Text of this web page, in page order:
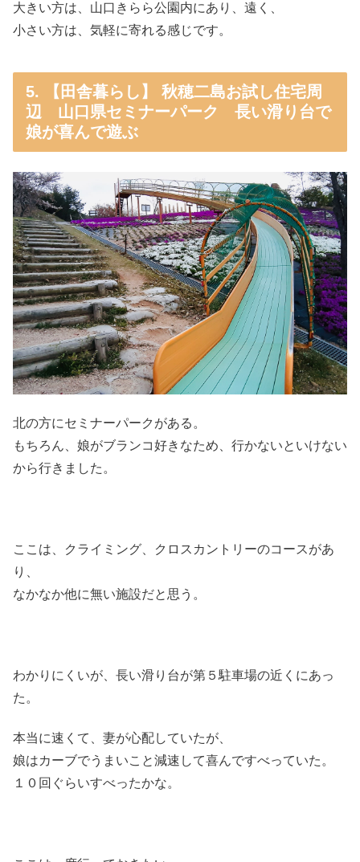
大きい方は、山口きらら公園内にあり、遠く、
小さい方は、気軽に寄れる感じです。
5. 【田舎暮らし】 秋穂二島お試し住宅周
辺 山口県セミナーパーク 長い滑り台で
娘が喜んで遊ぶ
北の方にセミナーパークがある。
もちろん、娘がブランコ好きなため、行かないといけない
から行きました。
ここは、クライミング、クロスカントリーのコースがあ
り、
なかなか他に無い施設だと思う。
わかりにくいが、長い滑り台が第５駐車場の近くにあっ
た。
本当に速くて、妻が心配していたが、
娘はカーブでうまいこと減速して喜んですべっていた。
１０回ぐらいすべったかな。